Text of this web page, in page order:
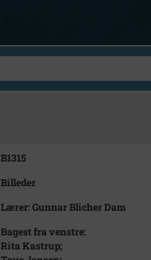
B1315
Billeder
Lærer: Gunnar Blicher Dam
Bagest fra venstre:
Rita Kastrup;